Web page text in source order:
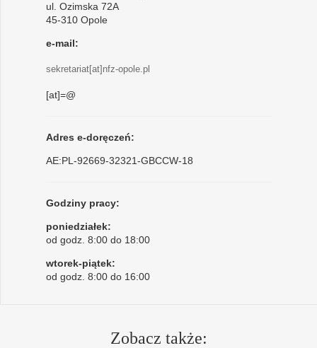
ul. Ozimska 72A
45-310 Opole
e-mail:
sekretariat[at]nfz-opole.pl
[at]=@
Adres e-doręczeń:
AE:PL-92669-32321-GBCCW-18
Godziny pracy:
poniedziałek:
od godz. 8:00 do 18:00
wtorek-piątek:
od godz. 8:00 do 16:00
Zobacz także: